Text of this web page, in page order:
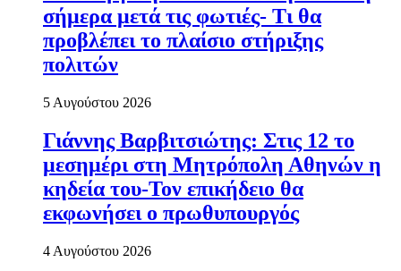
σήμερα μετά τις φωτιές- Τι θα
προβλέπει το πλαίσιο στήριξης
πολιτών
5 Αυγούστου 2026
Γιάννης Βαρβιτσιώτης: Στις 12 το
μεσημέρι στη Μητρόπολη Αθηνών η
κηδεία του-Τον επικήδειο θα
εκφωνήσει ο πρωθυπουργός
4 Αυγούστου 2026